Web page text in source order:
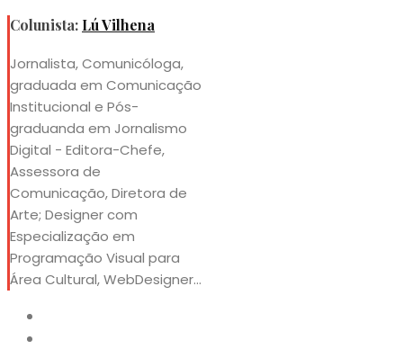
Colunista: Lú Vilhena
Jornalista, Comunicóloga,
graduada em Comunicação
Institucional e Pós-
graduanda em Jornalismo
Digital - Editora-Chefe,
Assessora de
Comunicação, Diretora de
Arte; Designer com
Especialização em
Programação Visual para
Área Cultural, WebDesigner...